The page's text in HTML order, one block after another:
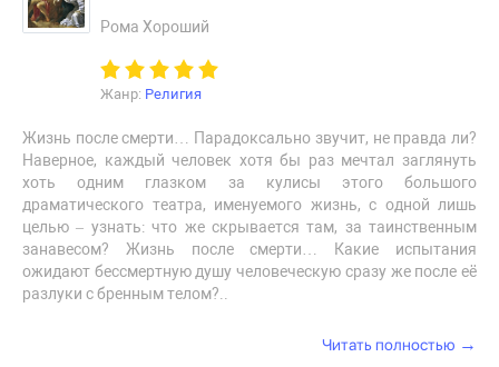
Рома Хороший
Жанр: Религия
Жизнь после смерти… Парадоксально звучит, не правда ли?
Наверное, каждый человек хотя бы раз мечтал заглянуть
хоть одним глазком за кулисы этого большого
драматического театра, именуемого жизнь, с одной лишь
целью – узнать: что же скрывается там, за таинственным
занавесом? Жизнь после смерти… Какие испытания
ожидают бессмертную душу человеческую сразу же после её
разлуки с бренным телом?..
Читать полностью →